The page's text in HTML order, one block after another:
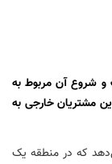
و شروع آن مربوط به
مشتریان خارجی به
که در منطقه یک